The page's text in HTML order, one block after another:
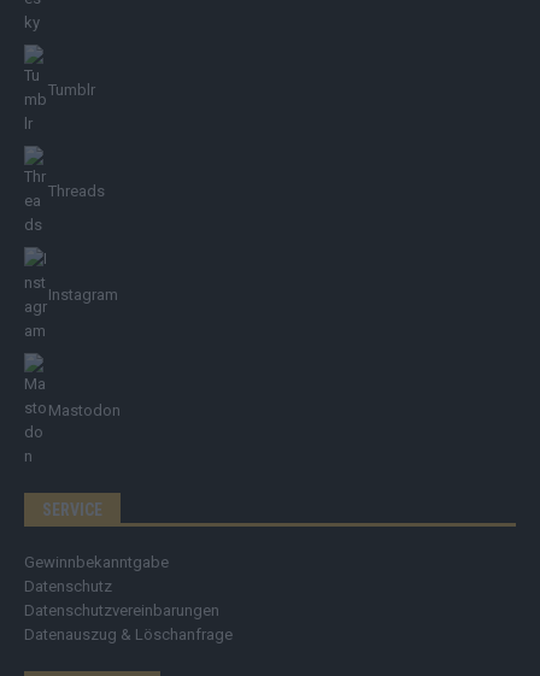
Tumblr
Threads
Instagram
Mastodon
SERVICE
Gewinnbekanntgabe
Datenschutz
Datenschutzvereinbarungen
Datenauszug & Löschanfrage